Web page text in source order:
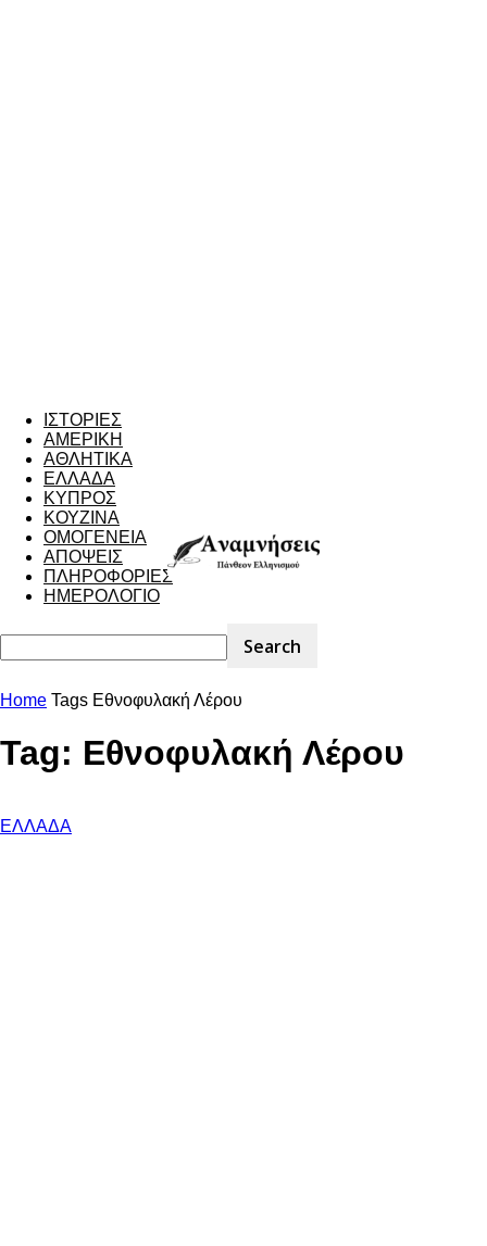
ΙΣΤΟΡΙΕΣ
ΑΜΕΡΙΚΗ
ΑΘΛΗΤΙΚΑ
ΕΛΛΑΔΑ
ΚΥΠΡΟΣ
ΚΟΥΖΙΝΑ
ΟΜΟΓΕΝΕΙΑ
ΑΠΟΨΕΙΣ
ΠΛΗΡΟΦΟΡΙΕΣ
ΗΜΕΡΟΛΟΓΙΟ
Home Tags Εθνοφυλακή Λέρου
Tag: Εθνοφυλακή Λέρου
ΕΛΛΑΔΑ